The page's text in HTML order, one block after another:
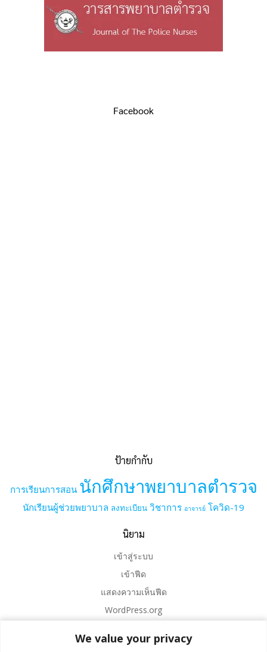
We value your privacy
We value your privacy
Facebook
ป้ายกำกับ
การเรียนการสอน นักศึกษาพยาบาลตำรวจ
นักเรียนผู้ช่วยพยาบาล ลงทะเบียน วิชาการ อาจารย์ โควิด-19
นิยาม
เข้าสู่ระบบ
เข้าฟีด
แสดงความเห็นฟีด
WordPress.org